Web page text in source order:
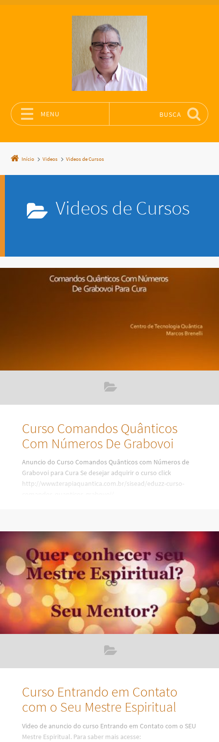
MENU BUSCA
Início Videos Videos de Cursos
Videos de Cursos
Curso Comandos Quânticos
Com Números De Grabovoi
Anuncio do Curso Comandos Quânticos com Números de
Grabovoi para Cura Se desejar adquirir o curso click
http://www.terapiaquantica.com.br/sisead/eduzz-curso-
Curso Entrando em Contato
com o Seu Mestre Espiritual
Video de anuncio do curso Entrando em Contato com o SEU
Mestre Espiritual. Para saber mais acesse: